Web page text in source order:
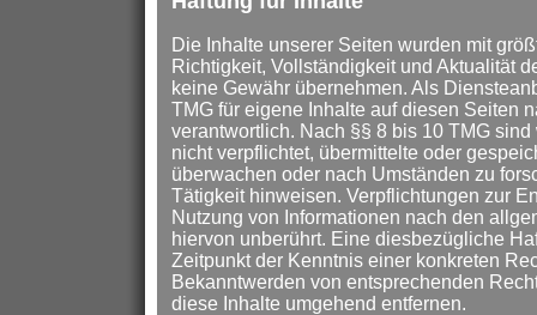
Die Inhalte unserer Seiten wurden mit
Richtigkeit, Vollständigkeit und Aktualität
keine Gewähr übernehmen. Als
TMG für eigene Inhalte auf diesen Seiten
verantwortlich. Nach §§ 8 bis 10 TMG
nicht verpflichtet, übermittelte oder
überwachen oder nach Umständen zu
Tätigkeit hinweisen. Verpflichtungen zur
Nutzung von Informationen nach den
hiervon unberührt. Eine diesbezügliche
Zeitpunkt der Kenntnis einer konkreten
Bekanntwerden von entsprechenden
diese Inhalte umgehend entfernen.